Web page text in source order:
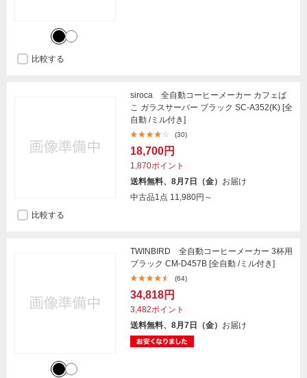
比較する
siroca 全自動コーヒーメーカー カフェば
こ ガラスサーバー ブラック SC-A352(K) [全
自動 /ミル付き]
(30)
18,700円
1,870ポイント
送料無料、8月7日（金） お届け
中古品1点 11,980円～
比較する
TWINBIRD 全自動コーヒーメーカー 3杯用
ブラック CM-D457B [全自動 /ミル付き]
(64)
34,818円
3,482ポイント
送料無料、8月7日（金） お届け